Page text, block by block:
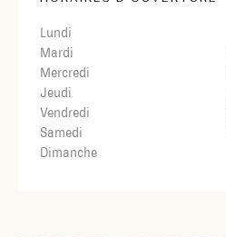
Lundi
Mardi
Mercredi
Jeudi
Vendredi
Samedi
Dimanche